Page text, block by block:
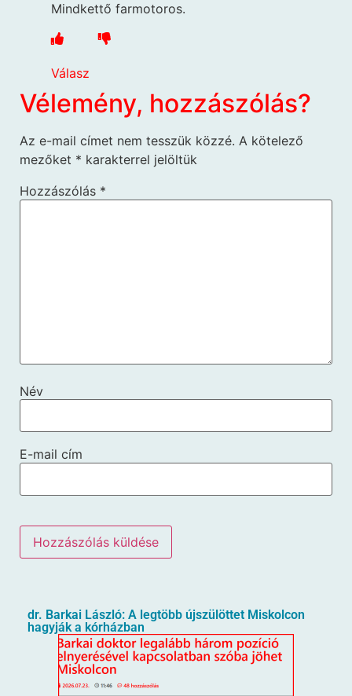
Mindkettő farmotoros.
Válasz
Vélemény, hozzászólás?
Az e-mail címet nem tesszük közzé. A kötelező
mezőket * karakterrel jelöltük
Hozzászólás *
Név
E-mail cím
dr. Barkai László: A legtöbb újszülöttet Miskolcon
hagyják a kórházban